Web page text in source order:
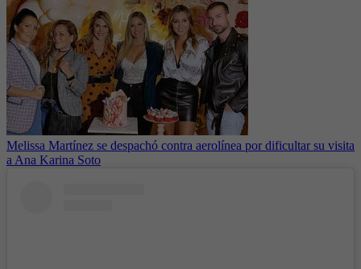
Melissa Martínez se despachó contra aerolínea por dificultar su visita
a Ana Karina Soto